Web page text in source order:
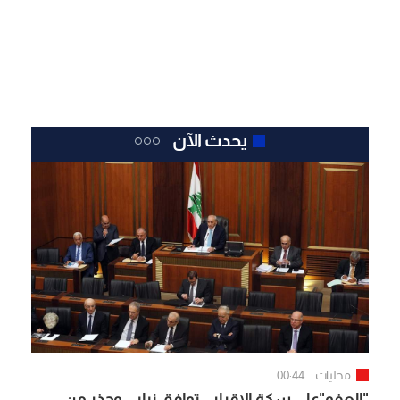
يحدث الآن
محليات 00:44